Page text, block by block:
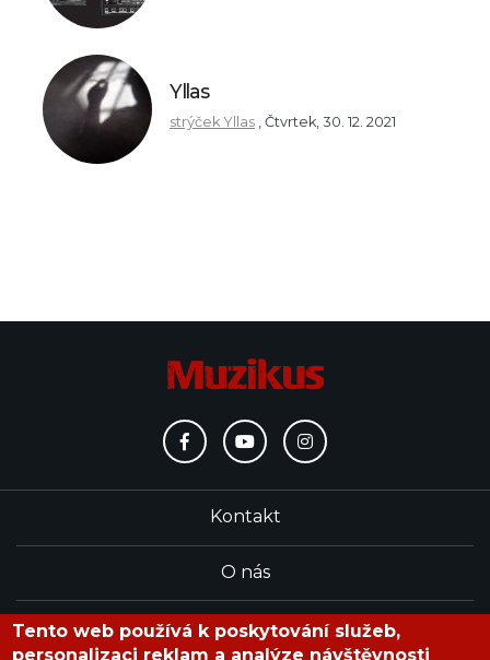
Yllas
strýček Yllas Čtvrtek, 30. 12. 2021
Kontakt
O nás
Redakce
Tento web používá k poskytování služeb,
personalizaci reklam a analýze návštěvnosti